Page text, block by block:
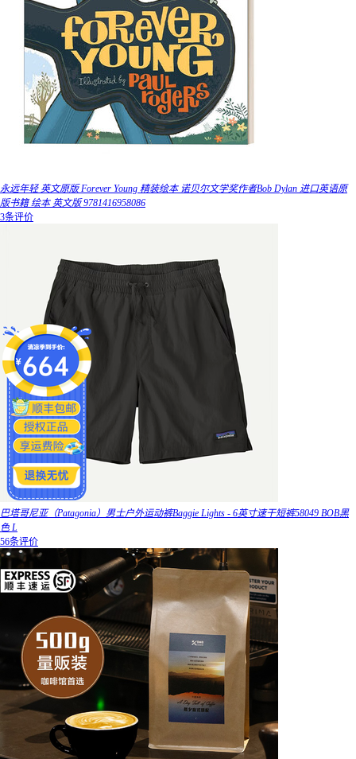
永远年轻 英文原版 Forever Young 精装绘本 诺贝尔文学奖作者Bob Dylan 进口英语原
版书籍 绘本 英文版 9781416958086
3条评价
巴塔哥尼亚（Patagonia）男士户外运动裤Baggie Lights - 6英寸速干短裤58049 BOB黑
色 L
56条评价